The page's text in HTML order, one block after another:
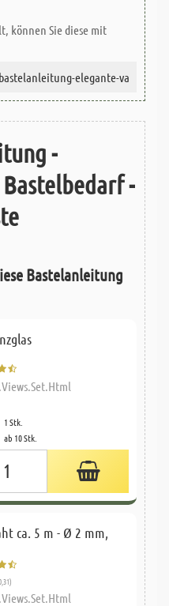
können Sie diese mit
-
-
Bastelanleitung
1 Stk.
ab 10 Stk.
ca. 5 m - Ø 2 mm,